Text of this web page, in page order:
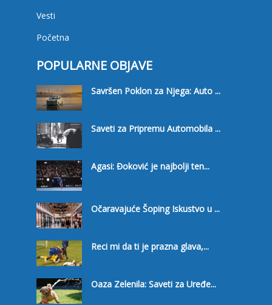
Vesti
Početna
POPULARNE OBJAVE
Savršen Poklon za Njega: Auto ...
Saveti za Pripremu Automobila ...
Agasi: Đoković je najbolji ten...
Očaravajuće Šoping Iskustvo u ...
Reci mi da ti je prazna glava,...
Oaza Zelenila: Saveti za Uređe...